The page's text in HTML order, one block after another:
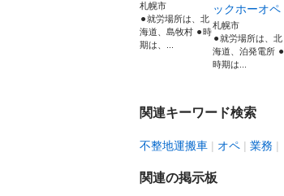
札幌市
⚫︎就労場所は、北
海道、島牧村 ⚫︎時
期は、...
ックホーオペ
札幌市
⚫︎就労場所は、北
海道、泊発電所 ⚫︎
時期は...
関連キーワード検索
不整地運搬車 オペ 業務
関連の掲示板